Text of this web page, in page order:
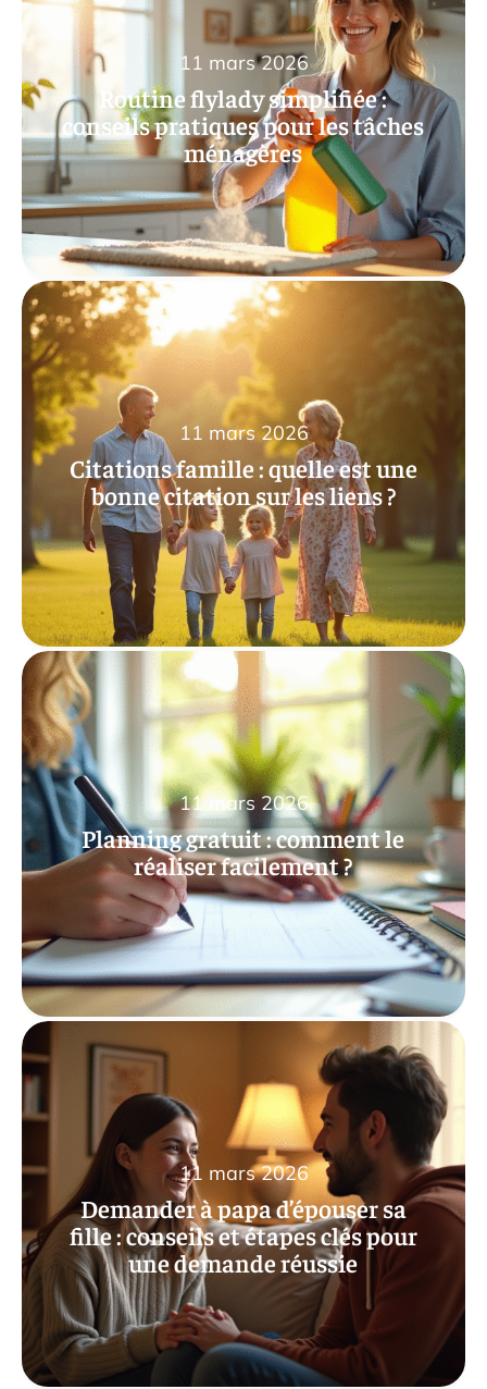
Routine flylady simplifiée :
conseils pratiques pour les tâches
ménagères
11 mars 2026
Citations famille : quelle est une
bonne citation sur les liens ?
11 mars 2026
Planning gratuit : comment le
réaliser facilement ?
11 mars 2026
Demander à papa d’épouser sa
fille : conseils et étapes clés pour
une demande réussie
11 mars 2026